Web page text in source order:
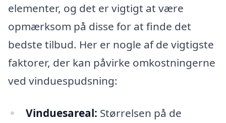
elementer, og det er vigtigt at være
opmærksom på disse for at finde det
bedste tilbud. Her er nogle af de vigtigste
faktorer, der kan påvirke omkostningerne
ved vinduespudsning:
Vinduesareal: Størrelsen på de